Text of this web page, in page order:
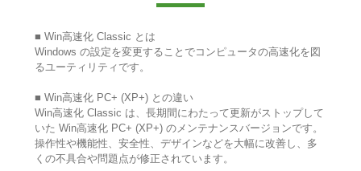
■ Win高速化 Classic とは
Windows の設定を変更することでコンピュータの高速化を図
るユーティリティです。
■ Win高速化 PC+ (XP+) との違い
Win高速化 Classic は、長期間にわたって更新がストップして
いた Win高速化 PC+ (XP+) のメンテナンスバージョンです。
操作性や機能性、安全性、デザインなどを大幅に改善し、多
くの不具合や問題点が修正されています。